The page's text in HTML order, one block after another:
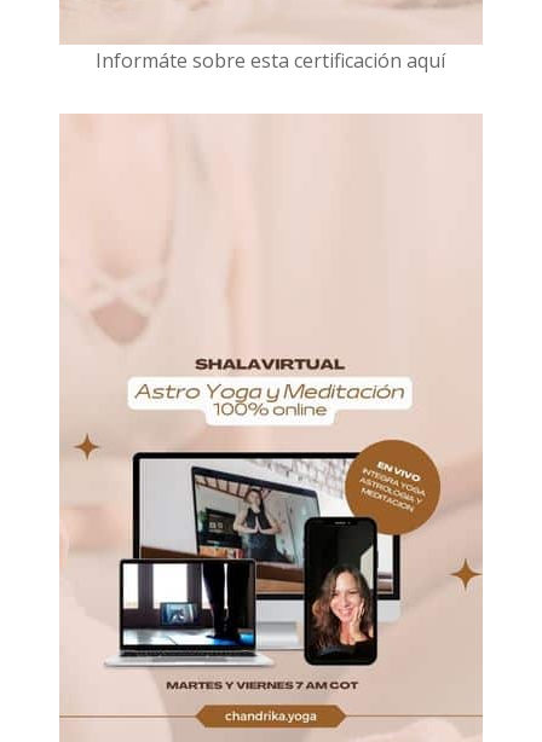
Informáte sobre esta certificación aquí